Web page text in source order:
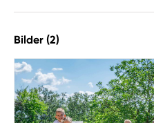
Bilder (2)